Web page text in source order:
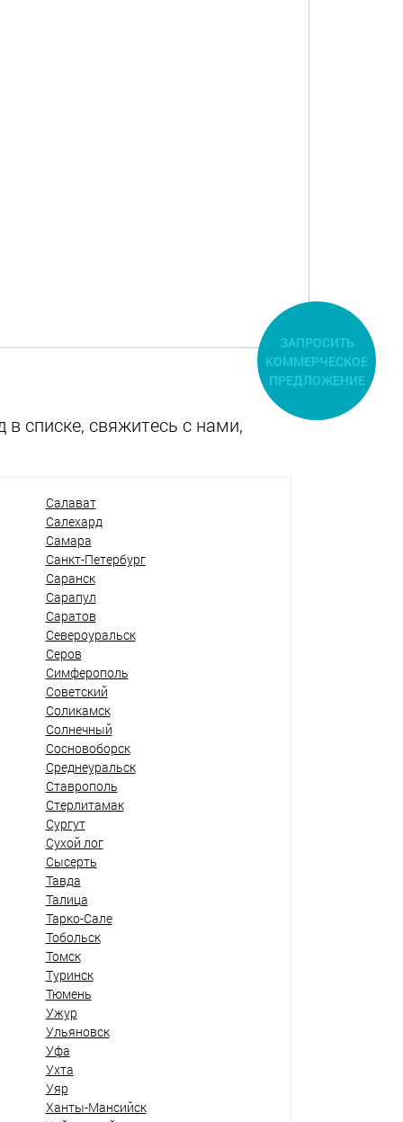
списке, свяжитесь с нами,
Салават
Салехард
Самара
Санкт-Петербург
Саранск
Сарапул
Саратов
Североуральск
Серов
Симферополь
Советский
Соликамск
Солнечный
Сосновоборск
Среднеуральск
Ставрополь
Стерлитамак
Сургут
Сухой лог
Сысерть
Тавда
Талица
Тарко-Сале
Тобольск
Томск
Туринск
Тюмень
Ужур
Ульяновск
Уфа
Ухта
Уяр
Ханты-Мансийск
ЗАПРОСИТЬ
КОММЕРЧЕСКОЕ
ПРЕДЛОЖЕНИЕ